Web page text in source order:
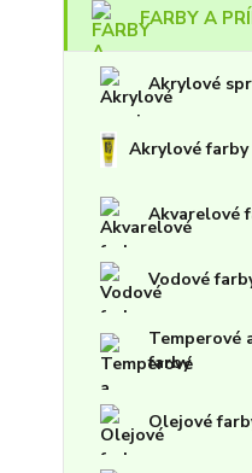
FARBY A
Akrylové
Akrylové farby
Akvarelové
Vodové
Temperové
farby
Olejové